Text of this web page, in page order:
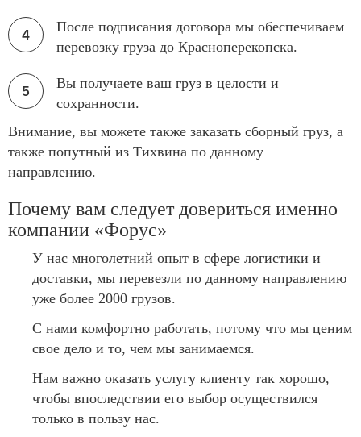
После подписания договора мы обеспечиваем
перевозку груза до Красноперекопска.
Вы получаете ваш груз в целости и
сохранности.
Внимание, вы можете также заказать сборный груз, а
также попутный из Тихвина по данному
направлению.
Почему вам следует довериться именно
компании «Форус»
У нас многолетний опыт в сфере логистики и
доставки, мы перевезли по данному направлению
уже более 2000 грузов.
С нами комфортно работать, потому что мы ценим
свое дело и то, чем мы занимаемся.
Нам важно оказать услугу клиенту так хорошо,
чтобы впоследствии его выбор осуществился
только в пользу нас.